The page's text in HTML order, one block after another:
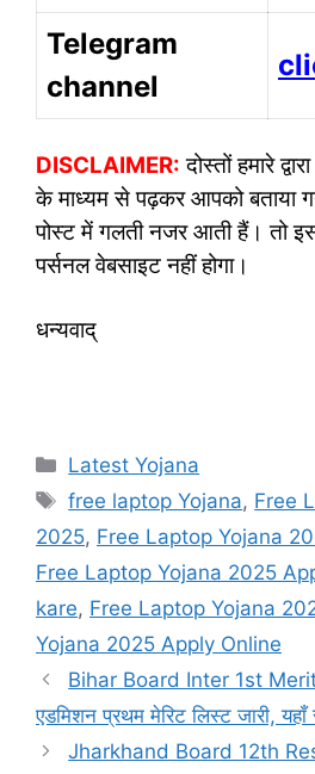
Telegram
channel
DISCLAIMER: दोस्तों हमारे
के माध्यम से पढ़कर आपको बताया
पोस्ट में गलती नजर आती हैं। तो
पर्सनल वेबसाइट नहीं होगा।
धन्यवाद्
Categories
Latest Yojana
Tags
free laptop Yojana, Free
2025, Free Laptop Yojana
Free Laptop Yojana 2025
kare, Free Laptop Yojana
Yojana 2025 Apply Online
Bihar Board Inter 1st
एडमिशन प्रथम मेरिट लिस्ट जारी,
Jharkhand Board 12th